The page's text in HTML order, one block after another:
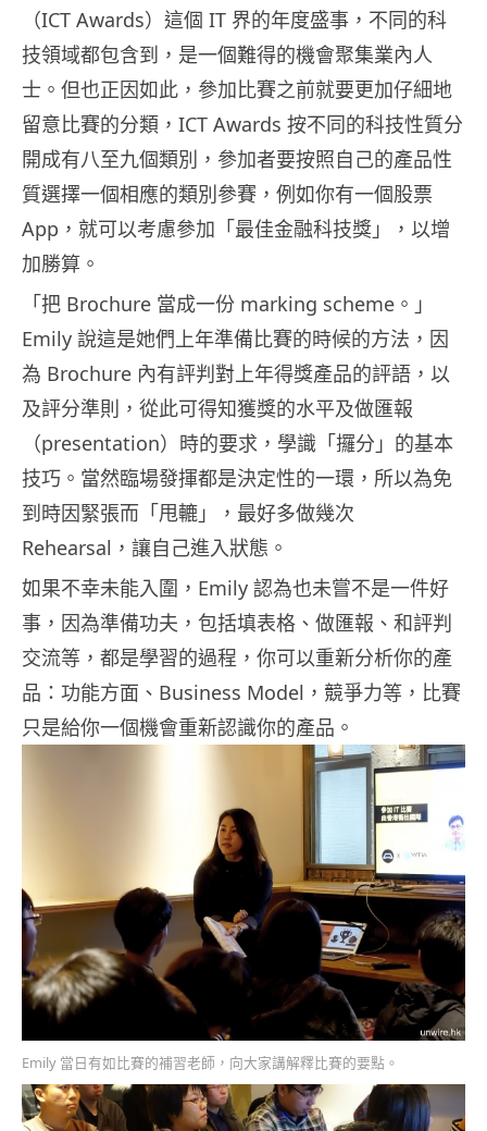
（ICT Awards）這個 IT 界的年度盛事，不同的科
技領域都包含到，是一個難得的機會聚集業內人
士。但也正因如此，參加比賽之前就要更加仔細地
留意比賽的分類，ICT Awards 按不同的科技性質分
開成有八至九個類別，參加者要按照自己的產品性
質選擇一個相應的類別參賽，例如你有一個股票
App，就可以考慮參加「最佳金融科技獎」，以增
加勝算。
「把 Brochure 當成一份 marking scheme。」
Emily 說這是她們上年準備比賽的時候的方法，因
為 Brochure 內有評判對上年得獎產品的評語，以
及評分準則，從此可得知獲獎的水平及做匯報
（presentation）時的要求，學識「攞分」的基本
技巧。當然臨場發揮都是決定性的一環，所以為免
到時因緊張而「甩轆」，最好多做幾次
Rehearsal，讓自己進入狀態。
如果不幸未能入圍，Emily 認為也未嘗不是一件好
事，因為準備功夫，包括填表格、做匯報、和評判
交流等，都是學習的過程，你可以重新分析你的產
品：功能方面、Business Model，競爭力等，比賽
只是給你一個機會重新認識你的產品。
Emily 當日有如比賽的補習老師，向大家講解釋比賽的要點。